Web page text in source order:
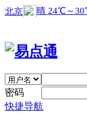
密码
快捷导航